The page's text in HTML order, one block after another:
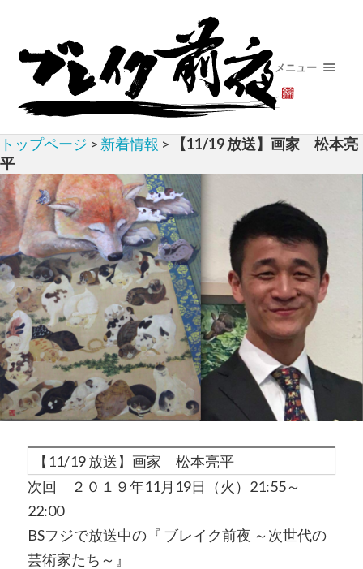
メニュー
トップページ > 新着情報 >
【11/19 放送】画家 松本亮
平
【11/19 放送】画家 松本亮平
次回 ２０１９年11月19日（火）21:55～
22:00
BSフジで放送中の『 ブレイク前夜 ～次世代の
芸術家たち～』